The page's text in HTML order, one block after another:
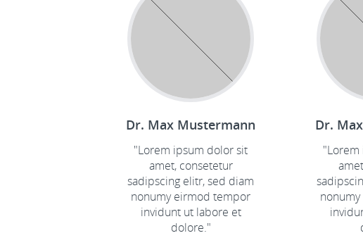
Dr. Max Mustermann
"Lorem ipsum dolor sit
amet, consetetur
sadipscing elitr, sed diam
nonumy eirmod tempor
invidunt ut labore et
dolore."
Dr.